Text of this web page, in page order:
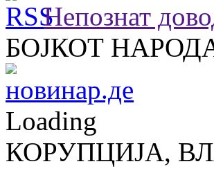
Непознат
БОЈКОТ НАРОДА
Loading
КОРУПЦИЈА,